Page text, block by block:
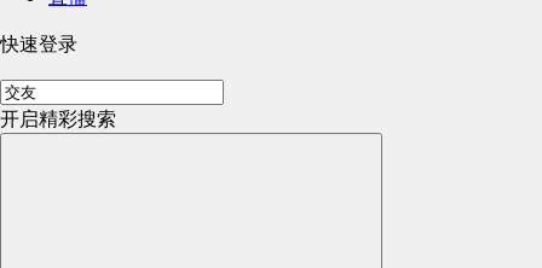
快速登录
开启精彩搜索